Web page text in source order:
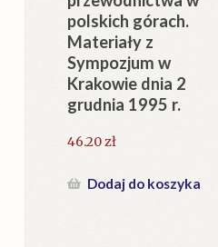
polskich górach.
Materiały z
Sympozjum w
Krakowie dnia 2
grudnia 1995 r.
46.20zł
Dodaj do koszyka